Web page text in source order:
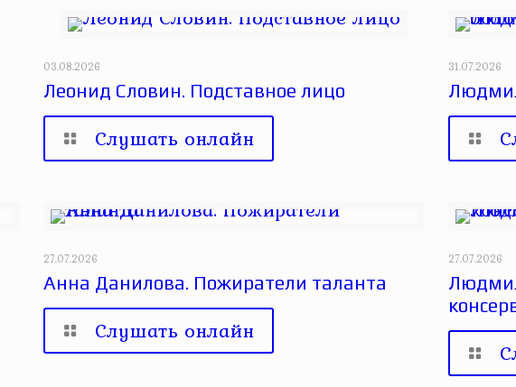
03.08.2026
Леонид Словин. Подставное лицо
Слушать онлайн
31.07.2026
27.07.2026
Анна Данилова. Пожиратели таланта
Слушать онлайн
27.07.2026